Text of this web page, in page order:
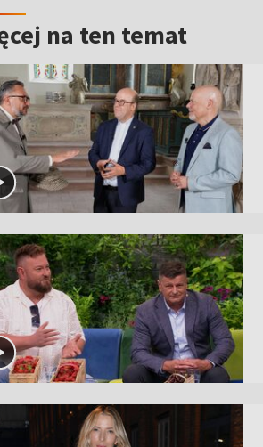
na ten temat